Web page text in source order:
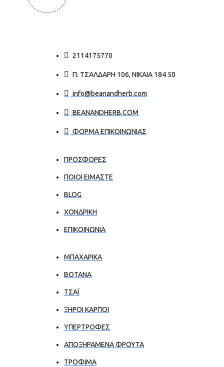
2114175770
Π. ΤΣΑΛΔΆΡΗ 106, ΝΊΚΑΙΑ 184 50
info@beanandherb.com
BEANANDHERB.COM
ΦΟΡΜΑ ΕΠΙΚΟΙΝΩΝΙΑΣ
ΠΡΟΣΦΟΡΕΣ
ΠΟΙΟΙ ΕΊΜΑΣΤΕ
BLOG
ΧΟΝΔΡΙΚΉ
ΕΠΙΚΟΙΝΩΝΊΑ
ΜΠΑΧΑΡΙΚΑ
ΒΟΤΑΝΑ
ΤΣΑΪ
ΞΗΡΟΙ ΚΑΡΠΟΙ
ΥΠΕΡΤΡΟΦΕΣ
ΑΠΟΞΗΡΑΜΕΝΑ ΦΡΟΥΤΑ
ΤΡΟΦΙΜΑ